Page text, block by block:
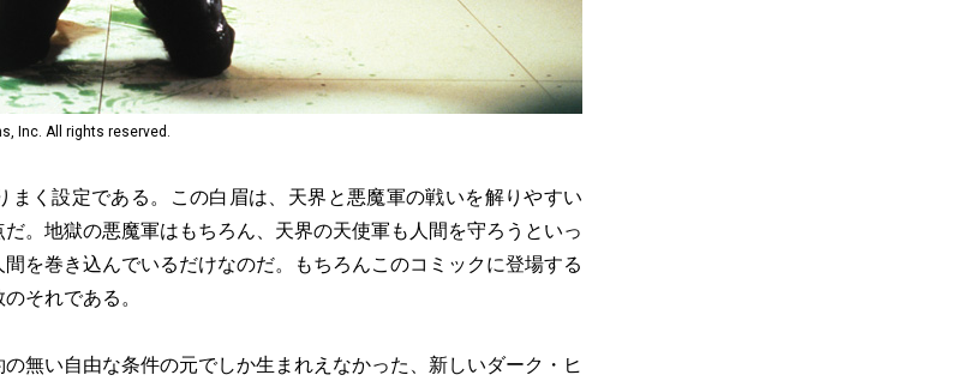
Inc. All rights reserved.
まく設定である。この白眉は、天界と悪魔軍の戦いを解りやすい
だ。地獄の悪魔軍はもちろん、天界の天使軍も人間を守ろうといっ
を巻き込んでいるだけなのだ。もちろんこのコミックに登場する
それである。
無い自由な条件の元でしか生まれえなかった、新しいダーク・ヒ